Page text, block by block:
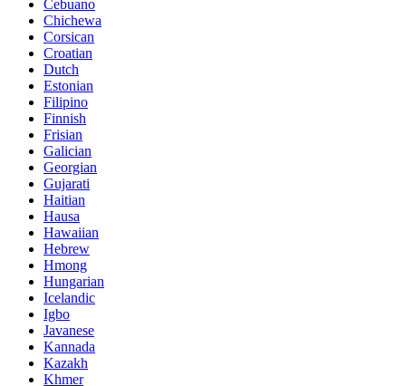
Cebuano
Chichewa
Corsican
Croatian
Dutch
Estonian
Filipino
Finnish
Frisian
Galician
Georgian
Gujarati
Haitian
Hausa
Hawaiian
Hebrew
Hmong
Hungarian
Icelandic
Igbo
Javanese
Kannada
Kazakh
Khmer